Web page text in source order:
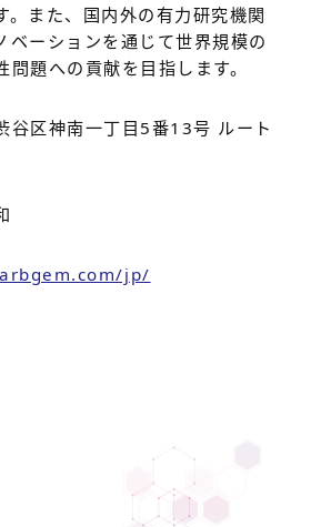
。また、国内外の有力研究機関
ベーションを通じて世界規模の
題への貢献を目指します。
谷区神南一丁目5番13号 ルート
jp/